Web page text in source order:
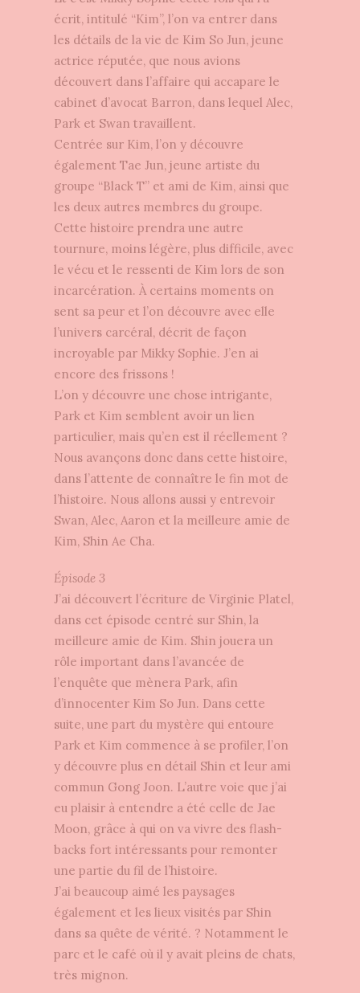
écrit, intitulé “Kim”, l’on va entrer dans
les détails de la vie de Kim So Jun, jeune
actrice réputée, que nous avions
découvert dans l’affaire qui accapare le
cabinet d’avocat Barron, dans lequel Alec,
Park et Swan travaillent.
Centrée sur Kim, l’on y découvre
également Tae Jun, jeune artiste du
groupe “Black T” et ami de Kim, ainsi que
les deux autres membres du groupe.
Cette histoire prendra une autre
tournure, moins légère, plus difficile, avec
le vécu et le ressenti de Kim lors de son
incarcération. À certains moments on
sent sa peur et l’on découvre avec elle
l’univers carcéral, décrit de façon
incroyable par Mikky Sophie. J’en ai
encore des frissons !
L’on y découvre une chose intrigante,
Park et Kim semblent avoir un lien
particulier, mais qu’en est il réellement ?
Nous avançons donc dans cette histoire,
dans l’attente de connaître le fin mot de
l’histoire. Nous allons aussi y entrevoir
Swan, Alec, Aaron et la meilleure amie de
Kim, Shin Ae Cha.
Épisode 3
J’ai découvert l’écriture de Virginie Platel,
dans cet épisode centré sur Shin, la
meilleure amie de Kim. Shin jouera un
rôle important dans l’avancée de
l’enquête que mènera Park, afin
d’innocenter Kim So Jun. Dans cette
suite, une part du mystère qui entoure
Park et Kim commence à se profiler, l’on
y découvre plus en détail Shin et leur ami
commun Gong Joon. L’autre voie que j’ai
eu plaisir à entendre a été celle de Jae
Moon, grâce à qui on va vivre des flash-
backs fort intéressants pour remonter
une partie du fil de l’histoire.
J’ai beaucoup aimé les paysages
également et les lieux visités par Shin
dans sa quête de vérité. ? Notamment le
parc et le café où il y avait pleins de chats,
très mignon.